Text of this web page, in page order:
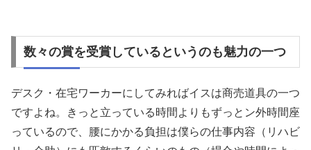
数々の賞を受賞しているというのも魅力の一つ
デスク・在宅ワーカーにしてみればイスは商売道具の一つ
ですよね。きっと立っている時間よりもずっとン外時間座
っているので、腰にかかる負担は僕らの仕事内容（リハビ